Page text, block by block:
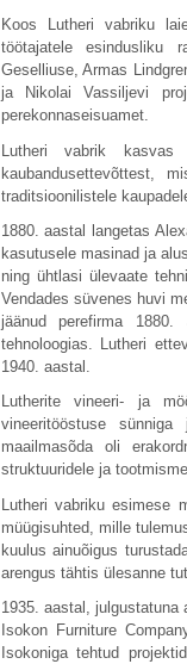
Koos Lutheri vabriku
töötajatele esindusliku
Geselliuse, Armas
ja Nikolai Vassiljevi
perekonnaseisuamet.
Lutheri vabrik
kaubandusettevõttest,
traditsioonilistele
1880. aastal langetas
kasutusele masinad ja
ning ühtlasi ülevaate
Vendades süvenes huvi
jäänud perefirma 1880.
tehnoloogias. Lutheri
1940. aastal.
Lutherite vineeri- ja
vineeritööstuse
maailmasõda oli
struktuuridele ja
Lutheri vabriku esimese
müügisuhted, mille
kuulus ainuõigus
arengus tähtis ülesanne
1935. aastal, julgustatuna
Isokon Furniture
Isokoniga tehtud